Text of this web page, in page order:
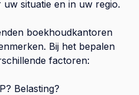
situatie en in uw regio.
boekhoudkantoren
Bij het bepalen
factoren:
Belasting?